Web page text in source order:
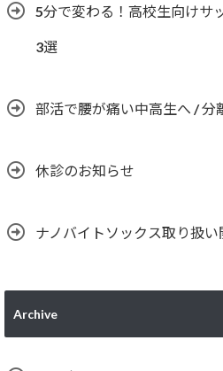
5分で変わる！高校生向けサ
3選
部活で腰が痛い中高生へ / 分
休診のお知らせ
ナノバイトソックス取り扱い
Archive